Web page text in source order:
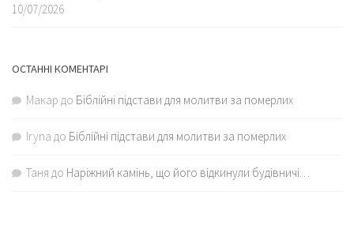
10/07/2026
ОСТАННІ КОМЕНТАРІ
Макар до Біблійні підстави для молитви за померлих
Iryna до Біблійні підстави для молитви за померлих
Таня до Наріжний камінь, що його відкинули будівничі…